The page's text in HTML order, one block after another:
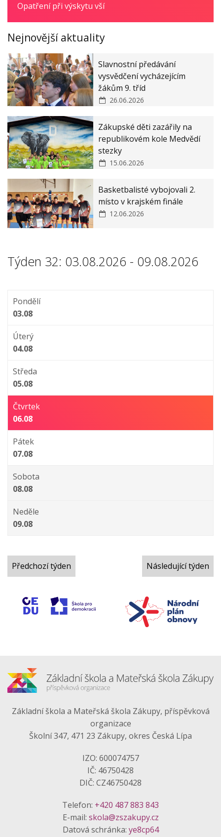
Opatření při výskytu vší
Nejnovější aktuality
Slavnostní předávání
vysvědčení vycházejícím
žákům 9. tříd
26.06.2026
Zákupské děti zazářily na
republikovém kole Medvědí
stezky
15.06.2026
Basketbalisté vybojovali 2.
místo v krajském finále
12.06.2026
Týden 32: 03.08.2026 - 09.08.2026
Pondělí
03.08
Úterý
04.08
Středa
05.08
Čtvrtek
06.08
Pátek
07.08
Sobota
08.08
Neděle
09.08
Předchozí týden Následující týden
Základní škola a Mateřská škola Zákupy, příspěvková
organizace
Školní 347, 471 23 Zákupy, okres Česká Lípa
IZO: 600074757
IČ: 46750428
DIČ: CZ46750428
Telefon: +420 487 883 843
E-mail: skola@zszakupy.cz
Datová schránka: ye8cp64